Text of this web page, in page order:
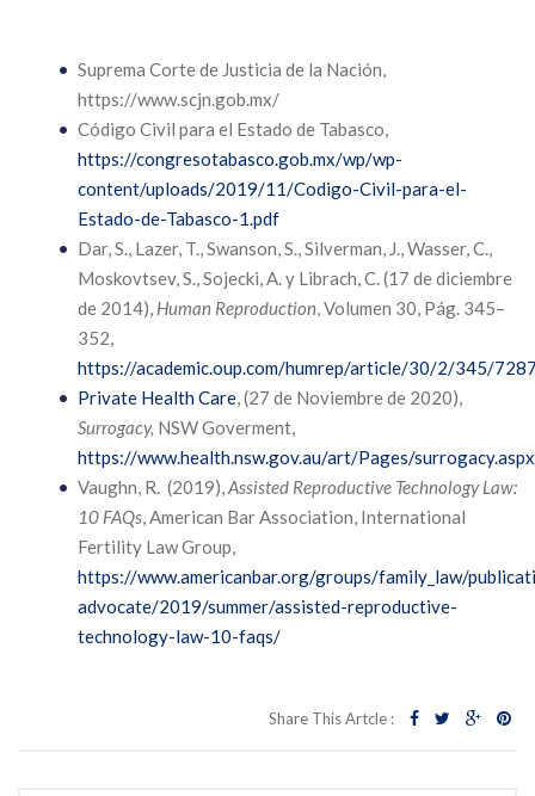
Suprema Corte de Justicia de la Nación,
https://www.scjn.gob.mx/
Código Civil para el Estado de Tabasco,
https://congresotabasco.gob.mx/wp/wp-
content/uploads/2019/11/Codigo-Civil-para-el-
Estado-de-Tabasco-1.pdf
Dar, S., Lazer, T., Swanson, S., Silverman, J., Wasser, C.,
Moskovtsev, S., Sojecki, A. y Librach, C. (17 de diciembre
de 2014), Human Reproduction, Volumen 30, Pág. 345–
352,
https://academic.oup.com/humrep/article/30/2/345/
Private Health Care, (27 de Noviembre de 2020),
Surrogacy, NSW Goverment,
https://www.health.nsw.gov.au/art/Pages/surrogacy.aspx
Vaughn, R. (2019),Assisted Reproductive Technology Law:
10 FAQs, American Bar Association, International
Fertility Law Group,
https://www.americanbar.org/groups/family_law/
advocate/2019/summer/assisted-reproductive-
technology-law-10-faqs/
Share This Artcle :